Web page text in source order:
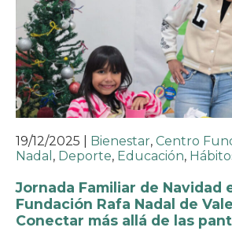
19/12/2025 Bienestar, Centro
Nadal , Deporte, Educación,
Jornada Familiar de Navidad
Fundación Rafa Nadal de
Conectar más allá de las